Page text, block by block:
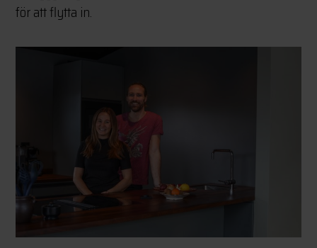
för att flytta in.